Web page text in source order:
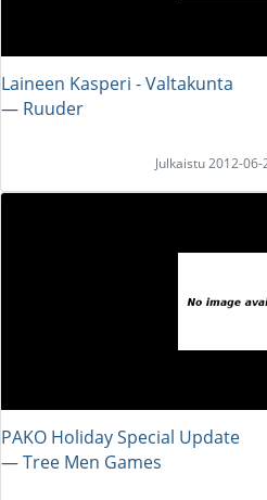
Laineen Kasperi - Valtakunta
― Ruuder
Julkaistu 2012-
PAKO Holiday Special Update
― Tree Men Games